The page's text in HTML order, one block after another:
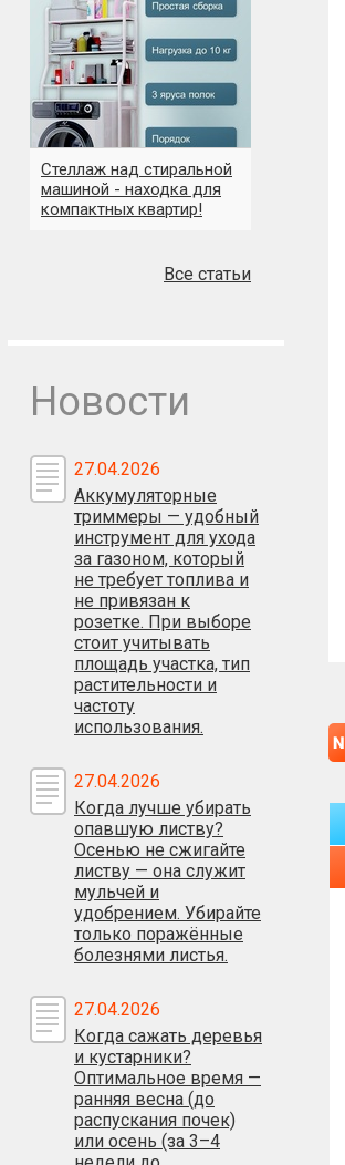
Стеллаж над стиральной
машиной - находка для
компактных квартир!
Все статьи
Новости
27.04.2026
Аккумуляторные
триммеры — удобный
инструмент для ухода
за газоном, который
не требует топлива и
не привязан к
розетке. При выборе
стоит учитывать
площадь участка, тип
растительности и
частоту
использования.
27.04.2026
Когда лучше убирать
опавшую листву?
Осенью не сжигайте
листву — она служит
мульчей и
удобрением. Убирайте
только поражённые
болезнями листья.
27.04.2026
Когда сажать деревья
и кустарники?
Оптимальное время —
ранняя весна (до
распускания почек)
или осень (за 3–4
2
Хит продаж
Новинка
Видеорегистратор + камера
заднего вида VIDEO
CARDVR FULL HD 1080P